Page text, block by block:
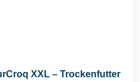
XXL – Trockenfutter